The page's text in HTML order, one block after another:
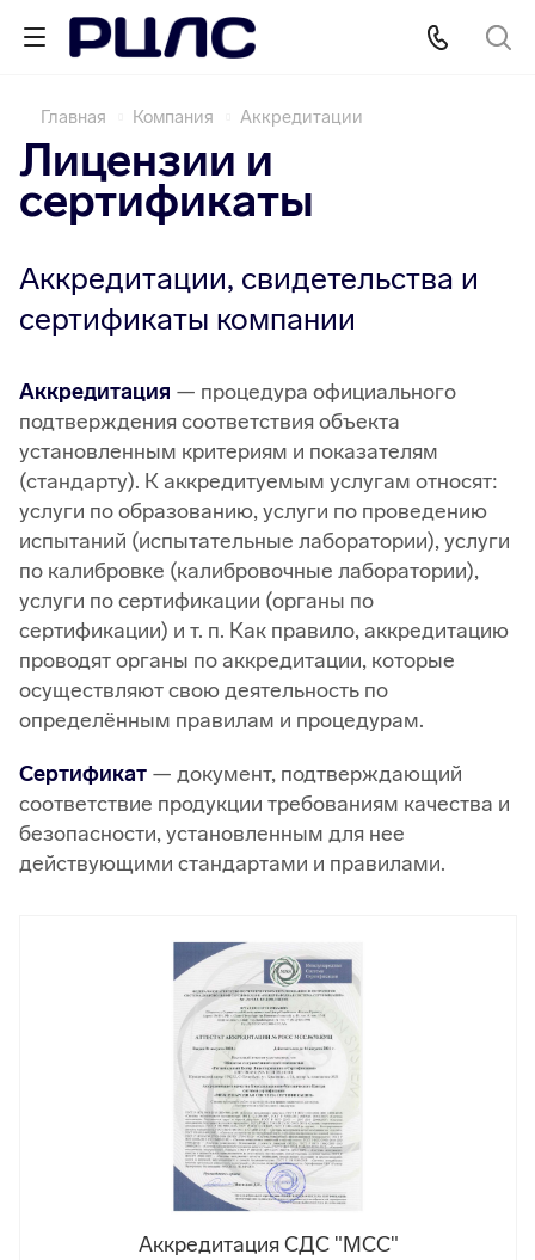
Главная Компания Аккредитации
Лицензии и
сертификаты
Аккредитации, свидетельства и
сертификаты компании
Аккредитация — процедура официального
подтверждения соответствия объекта
установленным критериям и показателям
(стандарту). К аккредитуемым услугам относят:
услуги по образованию, услуги по проведению
испытаний (испытательные лаборатории), услуги
по калибровке (калибровочные лаборатории),
услуги по сертификации (органы по
сертификации) и т. п. Как правило, аккредитацию
проводят органы по аккредитации, которые
осуществляют свою деятельность по
определённым правилам и процедурам.
Сертификат — документ, подтверждающий
соответствие продукции требованиям качества и
безопасности, установленным для нее
действующими стандартами и правилами.
Аккредитация СДС "МСС"